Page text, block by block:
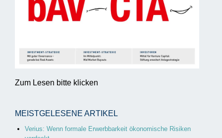
Zum Lesen bitte klicken
MEISTGELESENE ARTIKEL
Verius: Wenn formale Erwerbbarkeit ökonomische Risiken